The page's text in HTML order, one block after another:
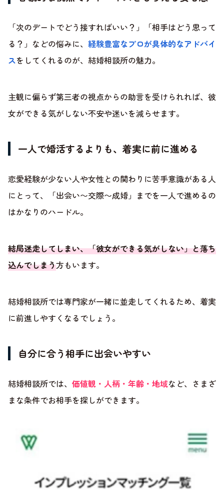
「次のデートでどう接すればいい？」「相手はどう思って
る？」などの悩みに、 経験豊富なプロが具体的なアドバイ
スをしてくれるのが、結婚相談所の魅力。
主観に偏らず第三者の視点からの助言を受けられれば、彼
女ができる気がしない不安や迷いを減らせます。
一人で婚活するよりも、着実に前に進める
恋愛経験が少ない人や女性との関わりに苦手意識がある人
にとって、「出会い〜交際〜成婚」までを一人で進めるの
はかなりのハードル。
結局迷走してしまい、「彼女ができる気がしない」と落ち
込んでしまう方もいます。
結婚相談所では専門家が一緒に並走してくれるため、着実
に前進しやすくなるでしょう。
自分に合う相手に出会いやすい
結婚相談所では、 価値観・人柄・年齢・地域など、さまざ
まな条件でお相手を探しができます。